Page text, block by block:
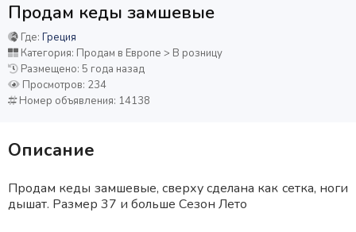
Продам кеды замшевые
Где: Греция
Категория: Продам в Европе > В розницу
Размещено: 5 года назад
Просмотров: 234
Номер объявления: 14138
Описание
Продам кеды замшевые, сверху сделана как сетка, ноги
дышат. Размер 37 и больше Сезон Лето